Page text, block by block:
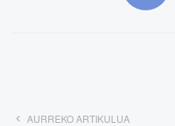
AURREKO ARTIKULUA